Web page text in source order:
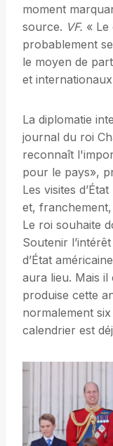
moment
source. VF. « Le
probablement
le moyen de
et
La diplomatie
journal du roi
reconnaît
pour le pays»,
Les visites
et,
Le roi souhaite
Soutenir
d’État
aura lieu. Mais
produise cette
normalement
calendrier est